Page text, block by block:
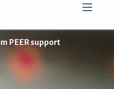
PEER support